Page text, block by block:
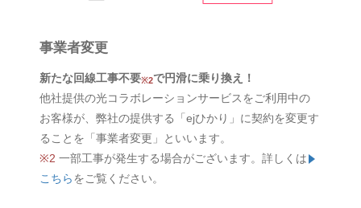
事業者変更
新たな回線工事不要※2で円滑に乗り換え！
他社提供の光コラボレーションサービスをご利用中の
お客様が、弊社の提供する「ejひかり」に契約を変更す
ることを「事業者変更」といいます。
※2 一部工事が発生する場合がございます。詳しくは
こちらをご覧ください。